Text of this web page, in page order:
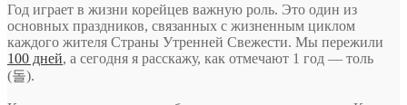
Год играет в жизни корейцев важную роль. Это один из
основных праздников, связанных с жизненным циклом
каждого жителя Страны Утренней Свежести. Мы пережили
100 дней, а сегодня я расскажу, как отмечают 1 год — толь
(돌).